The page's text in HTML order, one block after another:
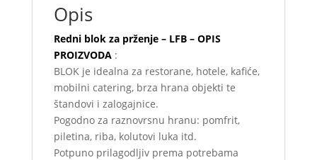
Opis
Redni blok za prženje – LFB – OPIS
PROIZVODA :
BLOK je idealna za restorane, hotele, kafiće,
mobilni catering, brza hrana objekti te
štandovi i zalogajnice.
Pogodno za raznovrsnu hranu: pomfrit,
piletina, riba, kolutovi luka itd.
Potpuno prilagodljiv prema potrebama